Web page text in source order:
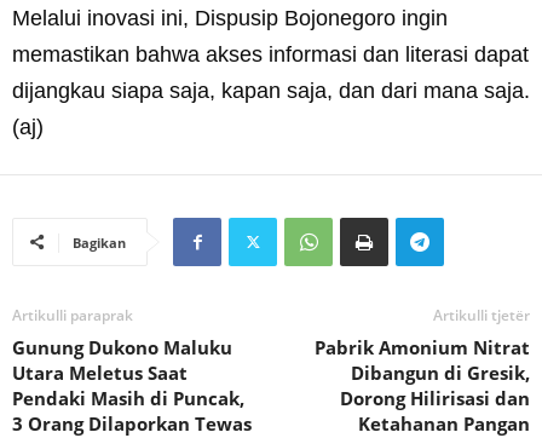
Melalui inovasi ini, Dispusip Bojonegoro ingin
memastikan bahwa akses informasi dan literasi dapat
dijangkau siapa saja, kapan saja, dan dari mana saja.
(aj)
Bagikan
Artikulli paraprak
Gunung Dukono Maluku
Utara Meletus Saat
Pendaki Masih di Puncak,
3 Orang Dilaporkan Tewas
Artikulli tjetër
Pabrik Amonium Nitrat
Dibangun di Gresik,
Dorong Hilirisasi dan
Ketahanan Pangan